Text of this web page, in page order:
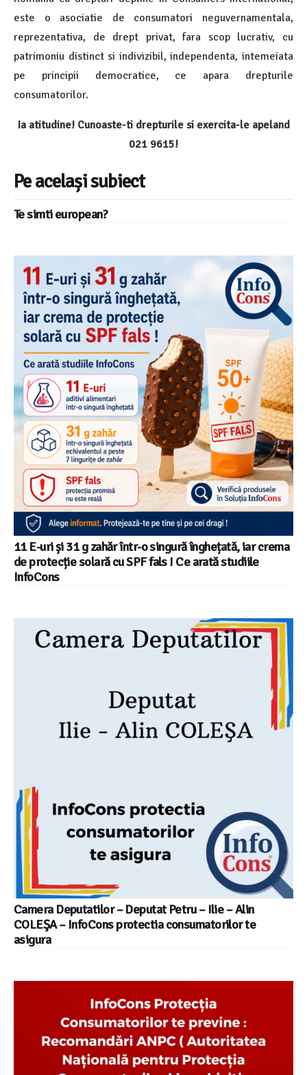
este o asociatie de consumatori neguvernamentala,
reprezentativa, de drept privat, fara scop lucrativ, cu
patrimoniu distinct si indivizibil, independenta, intemeiata
pe principii democratice, ce apara drepturile
consumatorilor.
Ia atitudine! Cunoaste-ti drepturile si exercita-le apeland
021 9615!
Pe același subiect
Te simti european?
11 E-uri și 31 g zahăr într-o singură înghețată, iar crema
de protecție solară cu SPF fals ! Ce arată studiile
InfoCons
Camera Deputatilor – Deputat Petru – Ilie – Alin
COLEŞA – InfoCons protectia consumatorilor te
asigura